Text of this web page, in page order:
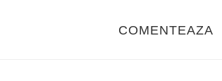
COMENTEAZA